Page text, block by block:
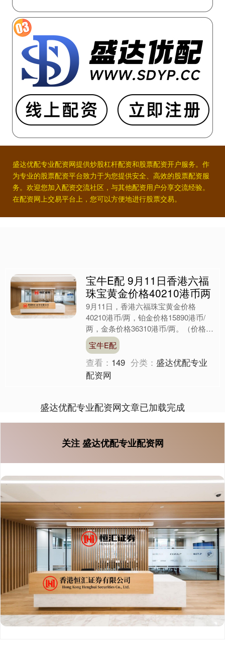
盛达优配专业配资网提供炒股杠杆配资和股票配资开户服务。作
为专业的股票配资平台致力于为您提供安全、高效的股票配资服
务。欢迎您加入配资交流社区，与其他配资用户分享交流经验。
在配资网上交易平台上，您可以方便地进行股票交易。
宝牛E配 9月11日香港六福
珠宝黄金价格40210港币两
9月11日，香港六福珠宝黄金价格
40210港币/两，铂金价格15890港币/
两，金条价格36310港币/两。（价格仅
供参考，以门店实际为准）同日上海黄
金交易所现....
宝牛E配
查看： 149 分类：盛达优配专业
配资网
盛达优配专业配资网文章已加载完成
关注 盛达优配专业配资网